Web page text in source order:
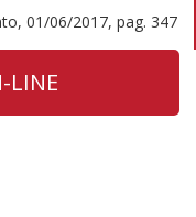
01/06/2017, pag. 347
LINE